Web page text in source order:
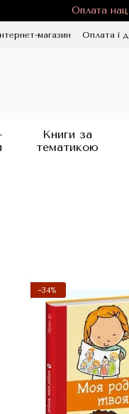
Оплата
магазин Оплата і
Книги за
тематикою
−34%